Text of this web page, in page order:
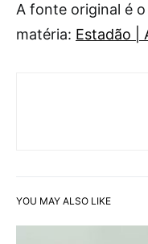
A fonte original é
matéria: Estadão |
YOU MAY ALSO LIKE